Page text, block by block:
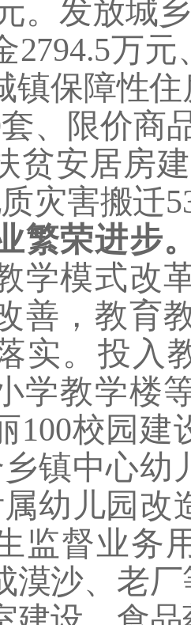
。发放城
2794.5万元
镇保障性
套、限价商
贫安居房
灾害搬迁
繁荣进步
学模式改
善，教育
实。投入
学教学楼
100校园建
镇中心幼
幼儿园改
监督业务
漠沙、老厂